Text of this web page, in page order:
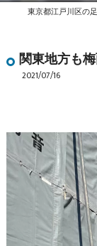
関東地方も
2021/07/16